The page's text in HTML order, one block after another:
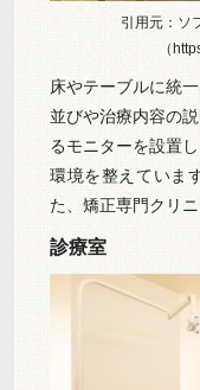
引用元：ソ
（
床やテーブルに統
並びや治療内容の
るモニターを設置
環境を整えていま
た、矯正専門クリ
診療室